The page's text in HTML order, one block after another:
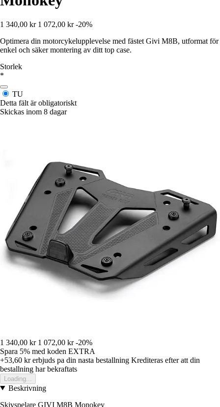
1 340,00 kr 1 072,00 kr -20%
Optimera din motorcykelupplevelse med fästet Givi M8B, utformat för
enkel och säker montering av ditt top case.
Storlek
*
TU
Detta fält är obligatoriskt
Skickas inom 8 dagar
1 340,00 kr 1 072,00 kr -20%
Spara 5% med koden EXTRA
+53,60 krerbjuds pa din nasta bestallning Krediteras efter att din
bestallning har bekraftats
Loading...
Beskrivning
Skivspelare GIVI M8B Monokey